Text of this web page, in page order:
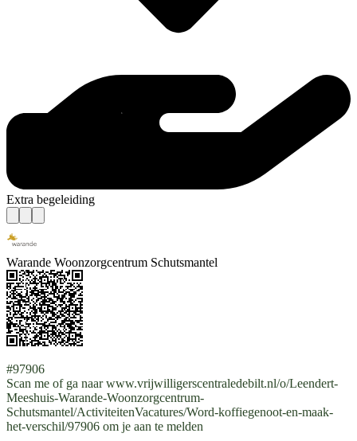
Extra begeleiding
Warande Woonzorgcentrum Schutsmantel
#97906
Scan me of ga naar www.vrijwilligerscentraledebilt.nl/o/Leendert-
Meeshuis-Warande-Woonzorgcentrum-
Schutsmantel/ActiviteitenVacatures/Word-koffiegenoot-en-maak-
het-verschil/97906 om je aan te melden